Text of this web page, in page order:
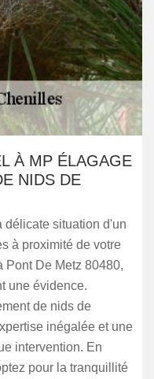
À MP ÉLAGAGE
NIDS DE
délicate situation d'un
à proximité de votre
Pont De Metz 80480,
une évidence.
de nids de
inégalée et une
intervention. En
pour la tranquillité